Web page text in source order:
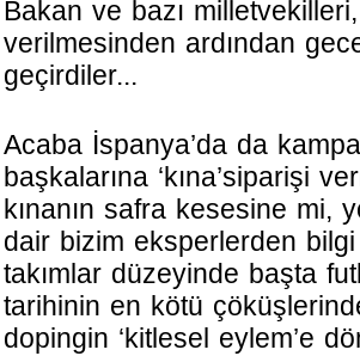
Bakan ve bazı
verilmesinden ardından
geçirdiler...
Acaba İspanya’da da
başkalarına ‘kına’siparişi
kınanın safra kesesine mi,
dair bizim eksperlerden
takımlar düzeyinde başta
tarihinin en kötü
dopingin ‘kitlesel eylem’e